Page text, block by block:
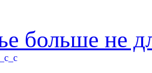
больше не